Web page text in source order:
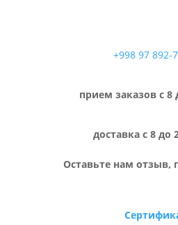
+998 97 892-
прием заказов с 8
доставка с 8 до
Оставьте нам отзыв,